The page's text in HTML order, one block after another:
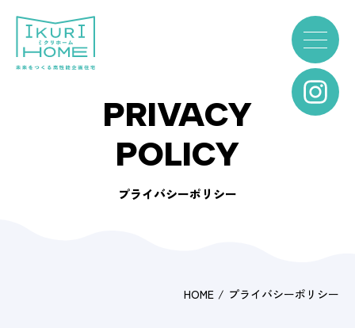
PRIVACY
POLICY
プライバシーポリシー
HOME プライバシーポリシー